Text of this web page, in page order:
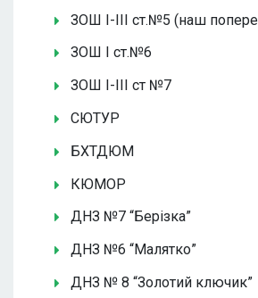
ЗОШ І-ІІІ ст.№5 (наш
ЗОШ І ст.№6
ЗОШ І-ІІІ ст №7
СЮТУР
БХТДЮМ
КЮМОР
ДНЗ №7 “Берізка”
ДНЗ №6 “Малятко”
ДНЗ № 8 “Золотий ключик”